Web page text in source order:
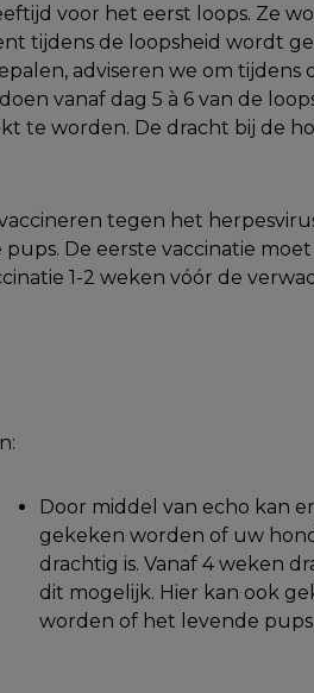
voor het eerst loops. Ze
tijdens de loopsheid wordt
adviseren we om tijdens
vanaf dag 5 à 6 van de
te worden. De dracht bij de
tegen het
De eerste vaccinatie moet
1-2 weken vóór de
Door middel van echo kan er
gekeken worden of uw
drachtig is. Vanaf 4 weken
dit mogelijk. Hier kan ook
worden of het levende pups